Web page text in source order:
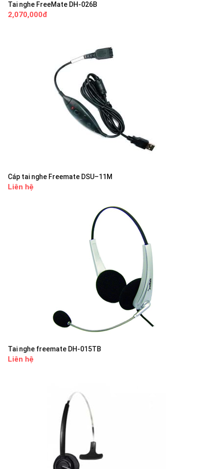
Tai nghe FreeMate DH-026B
2,070,000đ
Cáp tai nghe Freemate DSU–11M
Liên hệ
Tai nghe freemate DH-015TB
Liên hệ